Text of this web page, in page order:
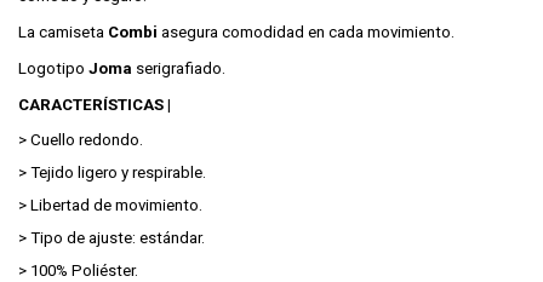
La camiseta Combi asegura comodidad en cada movimiento.
Logotipo Joma serigrafiado.
CARACTERÍSTICAS |
> Cuello redondo.
> Tejido ligero y respirable.
> Libertad de movimiento.
> Tipo de ajuste: estándar.
> 100% Poliéster.